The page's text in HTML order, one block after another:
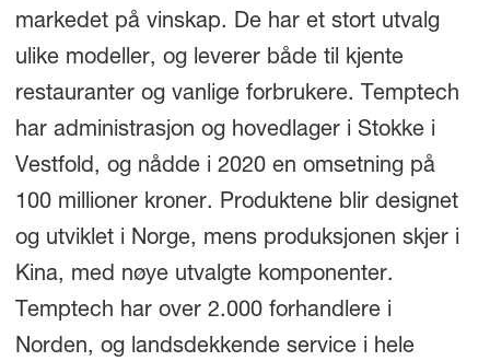
markedet på vinskap. De har et stort utvalg
ulike modeller, og leverer både til kjente
restauranter og vanlige forbrukere. Temptech
har administrasjon og hovedlager i Stokke i
Vestfold, og nådde i 2020 en omsetning på
100 millioner kroner. Produktene blir designet
og utviklet i Norge, mens produksjonen skjer i
Kina, med nøye utvalgte komponenter.
Temptech har over 2.000 forhandlere i
Norden, og landsdekkende service i hele